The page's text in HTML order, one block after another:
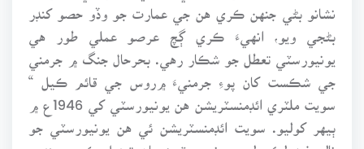
نشانو بڻي جنهن ڪري هن جي عمارت جو وڏو حصو کنڊر
بڻجي ويو، انهيءَ ڪري ڳچ عرصو عملي طور هي
يونيورسٽي تعطل جو شڪار رهي. بحرحال جنگ ۾ جرمني
جي شڪست کان پوءِ جرمنيءَ ۾روس جي قائم ڪيل “
ٻيهر کوليو. سويت ائڊمنسٽريشن ئي هن يونيورسٽي جو
نالو فيڊرلڪ وليم يونيورسٽيءَ مان تبديل ڪري سندس